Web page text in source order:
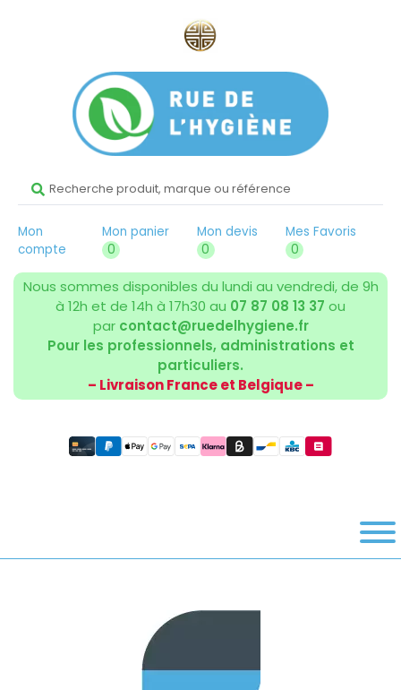
Mon
compte
Mon panier
0
Mon devis
0
Mes Favoris
0
Nous sommes disponibles du lundi au vendredi, de 9h
à 12h et de 14h à 17h30 au 07 87 08 13 37 ou
par contact@ruedelhygiene.fr
Pour les professionnels, administrations et
particuliers.
– Livraison France et Belgique –